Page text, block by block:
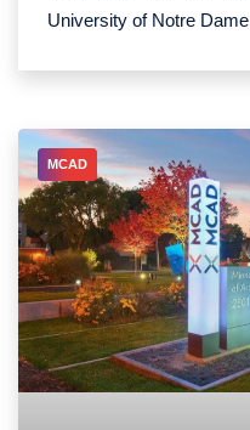
University of Notre Dame
MCAD